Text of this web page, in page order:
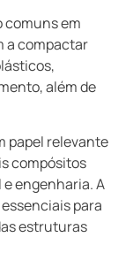
comuns em
a compactar
além de
papel relevante
compósitos
engenharia. A
para
estruturas